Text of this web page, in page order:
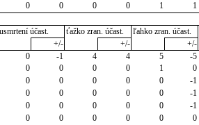
0 0 0 0 1 1
usmrtení účast. ťažko zran. účast. ľahko zran. účast.
+/- +/- +/-
0 -1 4 4 5 -5
0 0 0 0 1 0
0 0 0 0 0 -1
0 0 0 0 0 -1
0 0 0 0 0 -1
0 0 0 0 0 0